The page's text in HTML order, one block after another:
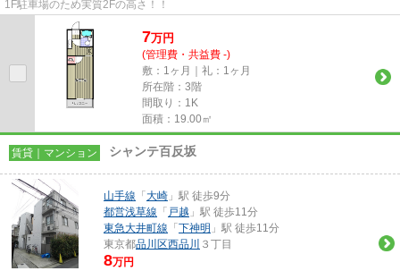
1F駐車場のため実質2Fの高さ！！
7万円
(管理費・共益費 -)
敷：1ヶ月｜礼：1ヶ月
所在階：3階
間取り：1K
面積：19.00㎡
賃貸｜マンション シャンテ百反坂
山手線 「 大崎 」駅 徒歩9分
都営浅草線 「 戸越 」駅 徒歩11分
東急大井町線 「 下神明 」駅 徒歩11分
東京都品川区西品川 ３丁目
8万円